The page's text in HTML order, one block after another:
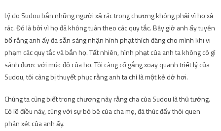
Lý do Sudou bắn những người xả rác trong chương không phải vì họ xả
rác. Đó là bởi vì họ đã không tuân theo các quy tắc. Bây giờ anh ấy tuyên
bố rằng anh ấy đã sẵn sàng nhận hình phạt thích đáng cho mình khi vi
phạm các quy tắc và bắn họ. Tất nhiên, hình phạt của anh ta không có gì
sánh được với mức độ của họ. Tôi càng cố gắng xoay quanh triết lý của
Sudou, tôi càng bị thuyết phục rằng anh ta chỉ là một kẻ dở hơi.
Chúng ta cũng biết trong chương này rằng cha của Sudou là thủ tướng.
Có lẽ điều này, cùng với sự bỏ bê của cha mẹ, đã thúc đẩy thói quen
phán xét của anh ấy.